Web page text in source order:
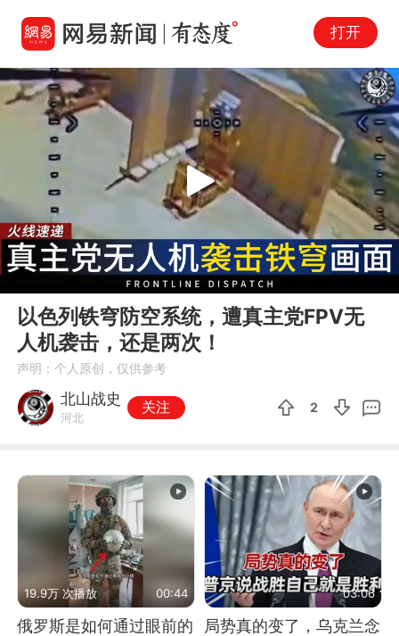
打开
02:05
Play
以色列铁穹防空系统，遭真主党FPV无
人机袭击，还是两次！
声明：个人原创，仅供参考
北山战史
河北
关注 2
19.9万 次播放 00:44
俄罗斯是如何通过眼前的
03:06
局势真的变了，乌克兰念